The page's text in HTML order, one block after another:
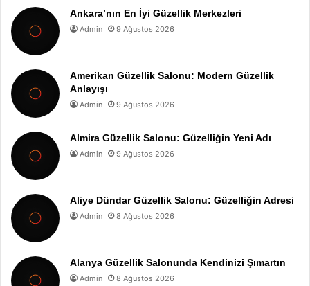
Ankara’nın En İyi Güzellik Merkezleri
Admin 9 Ağustos 2026
Amerikan Güzellik Salonu: Modern Güzellik
Anlayışı
Admin 9 Ağustos 2026
Almira Güzellik Salonu: Güzelliğin Yeni Adı
Admin 9 Ağustos 2026
Aliye Dündar Güzellik Salonu: Güzelliğin Adresi
Admin 8 Ağustos 2026
Alanya Güzellik Salonunda Kendinizi Şımartın
Admin 8 Ağustos 2026